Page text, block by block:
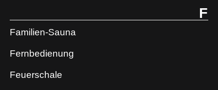
F
Familien-Sauna
Fernbedienung
Feuerschale